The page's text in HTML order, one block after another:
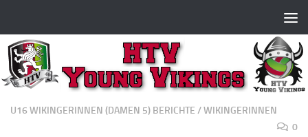
U16 WIKINGERINNEN (DAMEN 5) BERICHTE /WIKINGERINNEN
0